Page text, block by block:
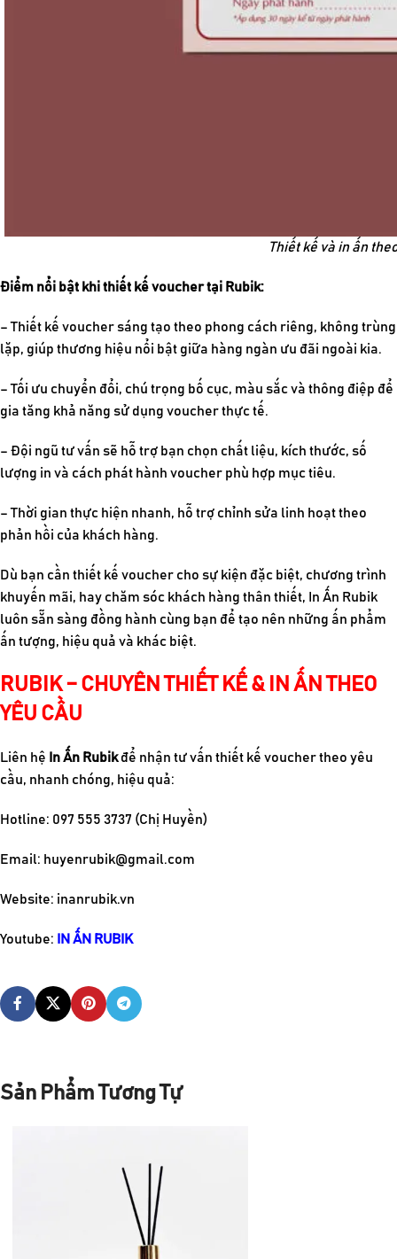
Thiết kế và in ấn
Điểm nổi bật khi thiết kế voucher tại Rubik:
– Thiết kế voucher sáng tạo theo phong cách riêng, không trùng
lặp, giúp thương hiệu nổi bật giữa hàng ngàn ưu đãi ngoài kia.
– Tối ưu chuyển đổi, chú trọng bố cục, màu sắc và thông điệp để
gia tăng khả năng sử dụng voucher thực tế.
– Đội ngũ tư vấn sẽ hỗ trợ bạn chọn chất liệu, kích thước, số
lượng in và cách phát hành voucher phù hợp mục tiêu.
– Thời gian thực hiện nhanh, hỗ trợ chỉnh sửa linh hoạt theo
phản hồi của khách hàng.
Dù bạn cần thiết kế voucher cho sự kiện đặc biệt, chương trình
khuyến mãi, hay chăm sóc khách hàng thân thiết, In Ấn Rubik
luôn sẵn sàng đồng hành cùng bạn để tạo nên những ấn phẩm
ấn tượng, hiệu quả và khác biệt.
RUBIK – CHUYÊN THIẾT KẾ & IN ẤN THEO
YÊU CẦU
Liên hệ In Ấn Rubikđể nhận tư vấn thiết kế voucher theo yêu
cầu, nhanh chóng, hiệu quả:
Hotline: 097 555 3737 (Chị Huyền)
Email: huyenrubik@gmail.com
Website: inanrubik.vn
Youtube: IN ẤN RUBIK
Sản Phẩm Tương Tự